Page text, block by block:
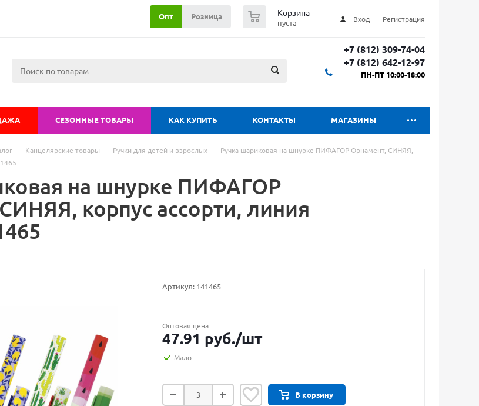
Вход Регистрация
Корзина
пуста
Опт Розница
+7 (812) 309-74-04
+7 (812) 642-12-97
ПН-ПТ 10:00-18:00
СЕЗОННЫЕ ТОВАРЫ КАК КУПИТЬ КОНТАКТЫ МАГАЗИНЫ
- Канцелярские товары - Ручки для детей и взрослых -
Ручка шариковая на шнурке ПИФАГОР Орнамент, СИНЯЯ,
на шнурке ПИФАГОР
корпус ассорти, линия
Артикул: 141465
Оптовая цена
47.91 руб./шт
Мало
В корзину